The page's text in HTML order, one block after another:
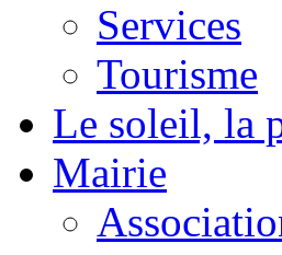
Services
Tourisme
Le soleil, la
Mairie